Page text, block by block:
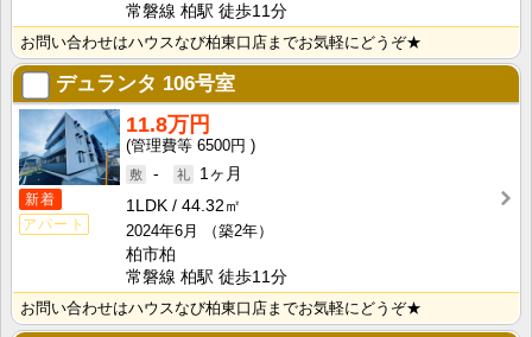
常磐線 柏駅 徒歩11分
お問い合わせはハウスなび柏東口店までお気軽にどうぞ★
デュランタ 106号室
新着
アパート
11.8万円
6500円
-
1ヶ月
1LDK
44.32㎡
2024年6月
（築2年）
柏市柏
常磐線 柏駅 徒歩11分
お問い合わせはハウスなび柏東口店までお気軽にどうぞ★